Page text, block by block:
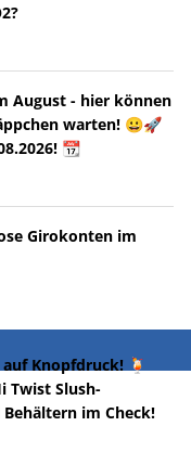
August - hier können
warten! 😀🚀
📆
Girokonten im
auf Knopfdruck! 🍹
Twist Slush-
im Check!